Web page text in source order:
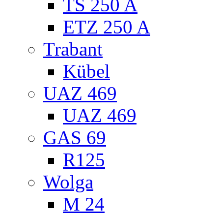
TS 250 A
ETZ 250 A
Trabant
Kübel
UAZ 469
UAZ 469
GAS 69
R125
Wolga
M 24